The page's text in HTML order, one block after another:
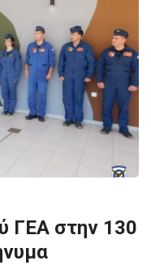
ΓΕΑ στην 130